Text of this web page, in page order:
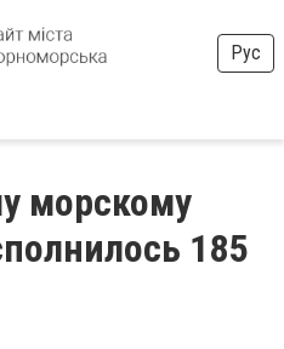
Рус
морскому
185